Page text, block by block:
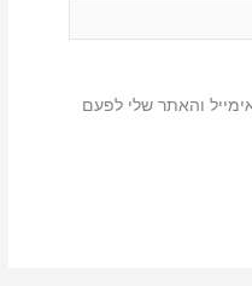
והאתר שלי לפעם